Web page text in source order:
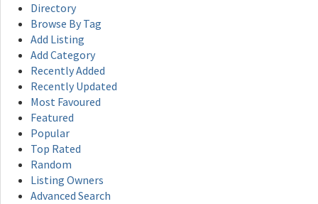
Directory
Browse By Tag
Add Listing
Add Category
Recently Added
Recently Updated
Most Favoured
Featured
Popular
Top Rated
Random
Listing Owners
Advanced Search